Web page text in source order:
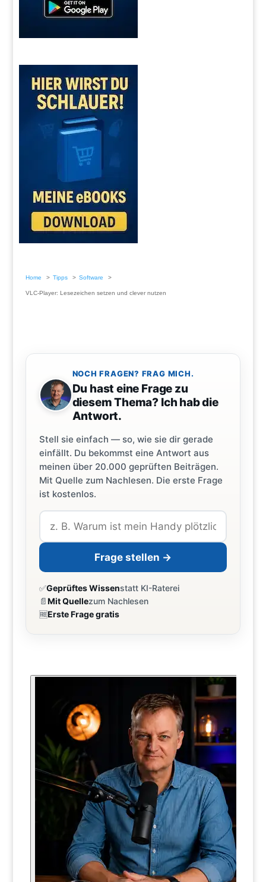
Home Tipps Software
VLC-Player: Lesezeichen setzen und clever nutzen
NOCH FRAGEN? FRAG MICH.
Du hast eine Frage zu
diesem Thema? Ich hab die
Antwort.
Stell sie einfach — so, wie sie dir gerade
einfällt. Du bekommst eine Antwort aus
meinen über 20.000 geprüften Beiträgen.
Mit Quelle zum Nachlesen. Die erste Frage
ist kostenlos.
Frage stellen →
✅Geprüftes Wissenstatt KI-Raterei
📄Mit Quellezum Nachlesen
🆓Erste Frage gratis